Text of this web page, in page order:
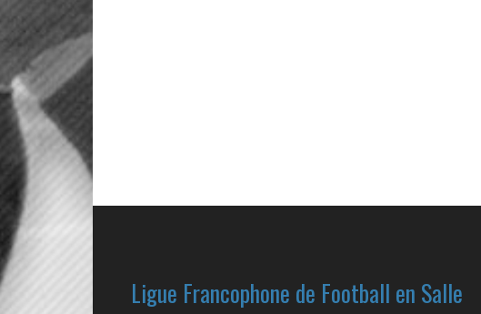
Ligue Francophone de Football en Salle